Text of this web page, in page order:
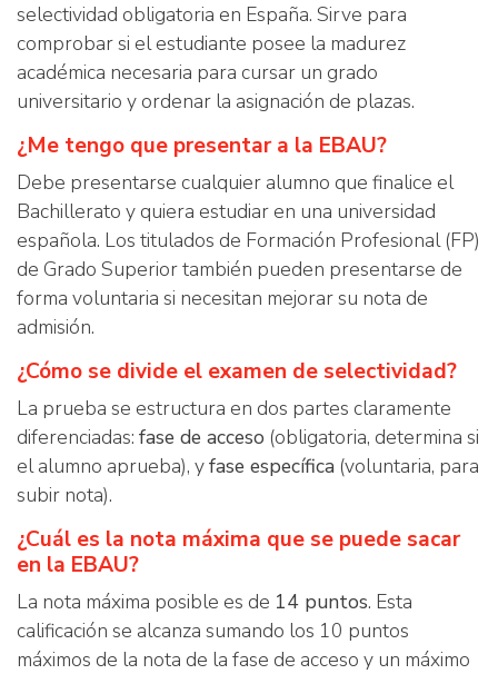
selectividad obligatoria en España. Sirve para
comprobar si el estudiante posee la madurez
académica necesaria para cursar un grado
universitario y ordenar la asignación de plazas.
¿Me tengo que presentar a la EBAU?
Debe presentarse cualquier alumno que finalice el
Bachillerato y quiera estudiar en una universidad
española. Los titulados de Formación Profesional (FP)
de Grado Superior también pueden presentarse de
forma voluntaria si necesitan mejorar su nota de
admisión.
¿Cómo se divide el examen de selectividad?
La prueba se estructura en dos partes claramente
diferenciadas: fase de acceso (obligatoria, determina si
el alumno aprueba), yfase específica (voluntaria, para
subir nota).
¿Cuál es la nota máxima que se puede sacar
en la EBAU?
La nota máxima posible es de 14 puntos. Esta
calificación se alcanza sumando los 10 puntos
máximos de la nota de la fase de acceso y un máximo